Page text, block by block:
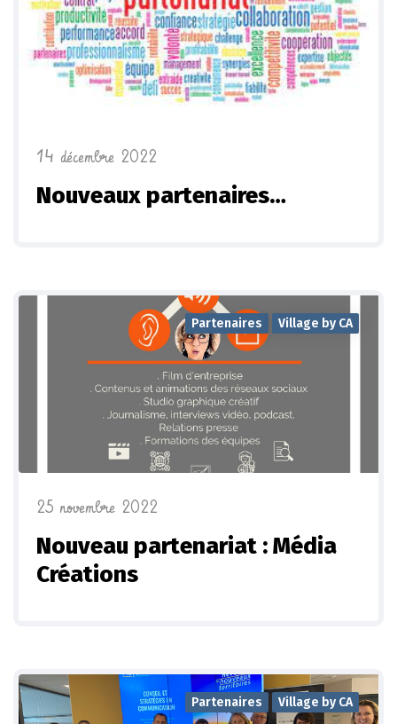
14 décembre 2022
Nouveaux partenaires…
Partenaires Village by CA
25 novembre 2022
Nouveau partenariat : Média
Créations
Partenaires Village by CA